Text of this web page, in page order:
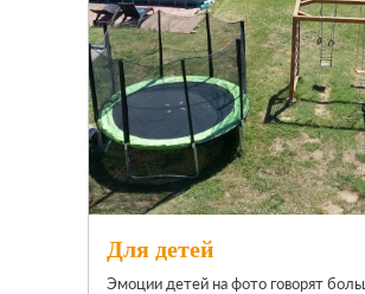
Для детей
Эмоции детей на фото говорят